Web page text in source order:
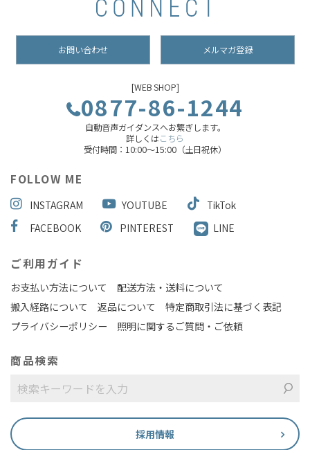
お問い合わせ メルマガ登録
[WEB SHOP]
0877-86-1244
自動音声ガイダンスへお繋ぎします。
詳しくはこちら
受付時間：10:00～15:00（土日祝休）
FOLLOW ME
INSTAGRAM YOUTUBE
TikTok
FACEBOOK
PINTEREST LINE
ご利用ガイド
お支払い方法について
配送方法・送料について
搬入経路について
返品について
特定商取引法に基づく表記
プライバシーポリシー
照明に関するご質問・ご依頼
商品検索
採用情報